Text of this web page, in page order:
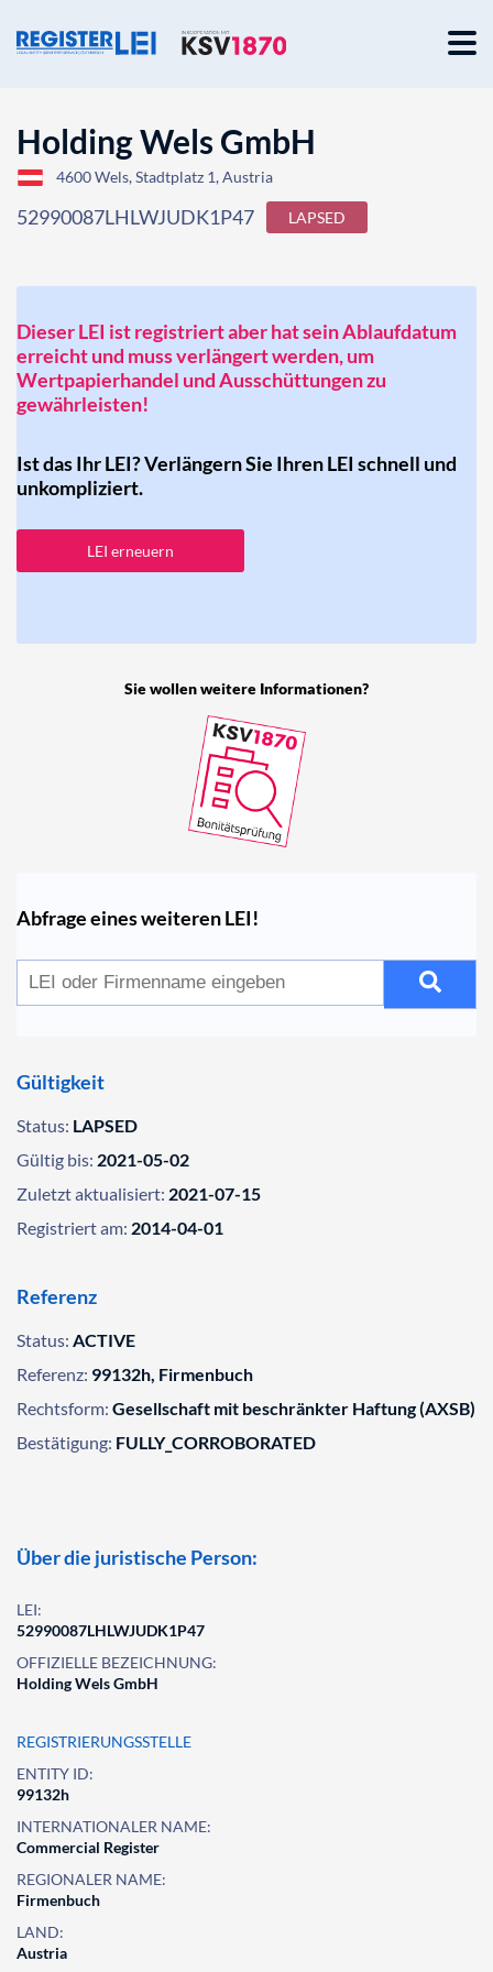
Holding Wels GmbH
4600 Wels, Stadtplatz 1, Austria
52990087LHLWJUDK1P47 LAPSED
Dieser LEI ist registriert aber hat sein Ablaufdatum
erreicht und muss verlängert werden, um
Wertpapierhandel und Ausschüttungen zu
gewährleisten!
Ist das Ihr LEI? Verlängern Sie Ihren LEI schnell und
unkompliziert.
LEI erneuern
Sie wollen weitere Informationen?
Abfrage eines weiteren LEI!
Gültigkeit
Status: LAPSED
Gültig bis: 2021-05-02
Zuletzt aktualisiert: 2021-07-15
Registriert am: 2014-04-01
Referenz
Status: ACTIVE
Referenz: 99132h, Firmenbuch
Rechtsform: Gesellschaft mit beschränkter Haftung (AXSB)
Bestätigung: FULLY_CORROBORATED
Über die juristische Person:
LEI:
52990087LHLWJUDK1P47
OFFIZIELLE BEZEICHNUNG:
Holding Wels GmbH
REGISTRIERUNGSSTELLE
ENTITY ID:
99132h
INTERNATIONALER NAME:
Commercial Register
REGIONALER NAME:
Firmenbuch
LAND:
Austria